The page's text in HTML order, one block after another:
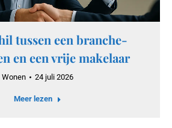
tussen een branche-
en een vrije makelaar
Wonen 24 juli 2026
Meer lezen